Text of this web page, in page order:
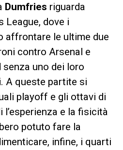
Dumfries riguarda
League, dove i
affrontare le ultime due
contro Arsenal e
uno dei loro
A queste partite si
playoff e gli ottavi di
l’esperienza e la fisicità
potuto fare la
infine, i quarti